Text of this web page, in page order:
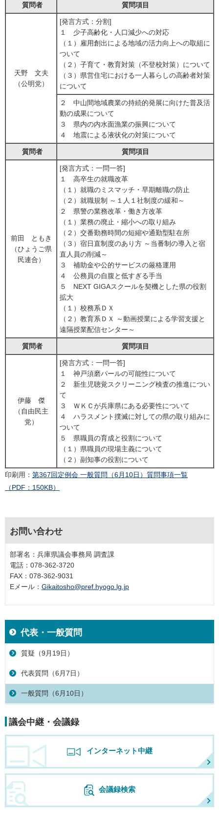
質問者 質問項目
天野 文夫
（公明党）
[発言方式：分割]
１ 少子高齢化・人口減少への対応
（１）雇用創出による地域の活力向上への取組に
ついて
（２）子育て・教育対策（不登校対策）について
（３）県営住宅における一人暮らしの高齢者対策
について
２ 中山間地域農業の持続的発展に向けた普及活
動の成果について
３ 県内の内水面漁業の振興について
４ 地震による液状化の対策について
質問者 質問項目
前田 ともき
（ひょうご県
民連合）
[発言方式：一問一答]
１ 高卒生の就職改革
（１）就職のミスマッチ・早期離職の防止
（２）就職規制 ～１人１社制度の緩和～
２ 県警の業務改革・働き方改革
（１）業務の廃止・縮小への取り組み
（２）交番勤務時間の短縮や通勤型駐在所
（３）宿日直制度のあり方 ～当番制の導入と宿
直人員の削減～
３ 補助金や公的サービスの厳格運用
４ 公務員の自腹と低すぎる手当
５ NEXT GIGAスクールを契機とした県の役割
拡大
（１）校務系ＤＸ
（２）教育系ＤＸ ～動画授業による学習支援と
遠隔授業配信センター～
質問者 質問項目
伊藤 傑
（自由民主
党）
[発言方式：一問一答]
１ 神戸須磨パールの可能性について
２ 新生児聴覚スクリーニング検査の推進につい
て
３ ＷＫＣが兵庫県にある必要性について
４ ハラスメント撲滅に対しての県の取り組みに
ついて
５ 県職員の育成と役割について
（１）県職員の現場主義について
（２）副知事の役割について
印刷用： 第367回定例会 一般質問（6月10日）質問事項一覧
（PDF：150KB）
お問い合わせ
部署名：兵庫県議会事務局 調査課
電話：078-362-3720
FAX：078-362-9031
Eメール： Gikaitosho@pref.hyogo.lg.jp
代表・一般質問
質疑（9月19日）
代表質問（6月7日）
一般質問（6月10日）
議会中継・会議録
インターネット中継
会議録検索